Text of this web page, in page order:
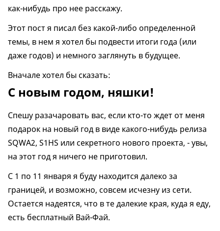
как-нибудь про нее расскажу.
Этот пост я писал без какой-либо определенной
темы, в нем я хотел бы подвести итоги года (или
даже годов) и немного заглянуть в будущее.
Вначале хотел бы сказать:
С новым годом, няшки!
Спешу разачаровать вас, если кто-то ждет от меня
подарок на новый год в виде какого-нибудь релиза
SQWA2, S1HS или секретного нового проекта, - увы,
на этот год я ничего не приготовил.
С 1 по 11 января я буду находится далеко за
границей, и возможно, совсем исчезну из сети.
Остается надеятся, что в те далекие края, куда я еду,
есть бесплатный Вай-Фай.